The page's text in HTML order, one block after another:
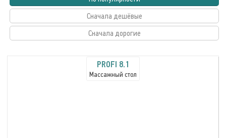
Сначала дешёвые
Сначала дорогие
PROFI 8.1
Массажный стол